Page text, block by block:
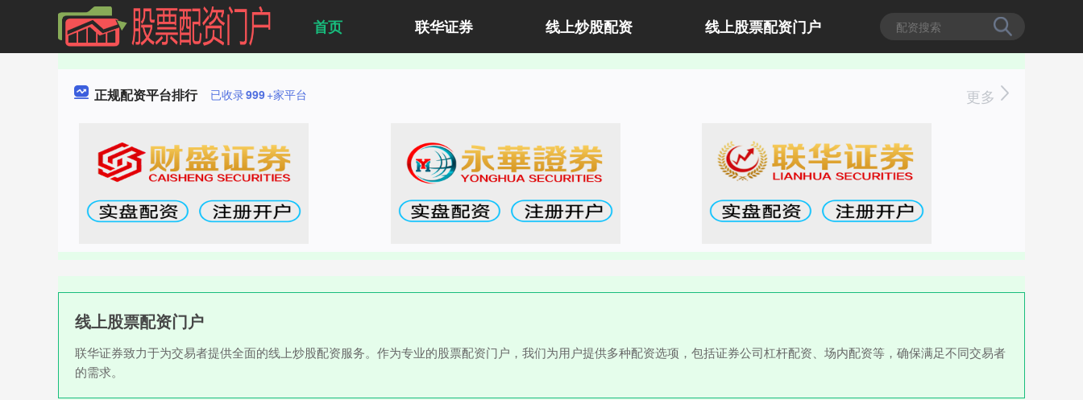
首页 联华证券 线上炒股配资 线上股票配资门户
正规配资平台排行 已收录999+家平台 更多
线上股票配资门户
联华证券致力于为交易者提供全面的线上炒股配资服务。作为专业的股票配资门户，我们为用户提供多种配资选项，包括证券公司杠杆配资、场内配资等，确保满足不同交易者
的需求。